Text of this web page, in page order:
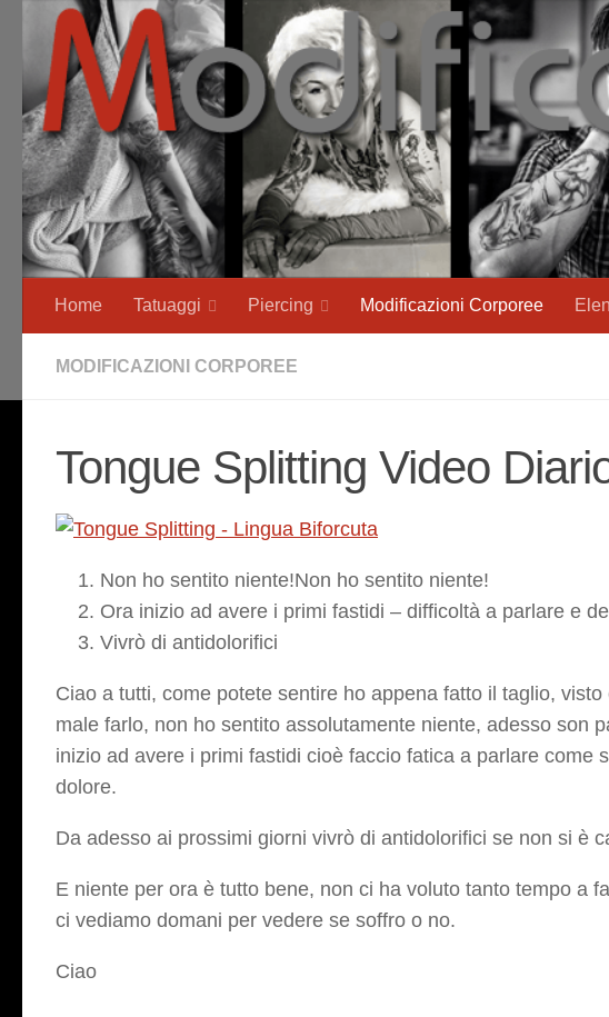
Salta al contenuto
Home Tatuaggi Piercing Modificazioni Corporee
MODIFICAZIONI CORPOREE
Tongue Splitting Video
Non ho sentito niente!Non ho sentito niente!
Ora inizio ad avere i primi fastidi – difficoltà a parlare e
Vivrò di antidolorifici
Ciao a tutti, come potete sentire ho appena fatto il taglio,
male farlo, non ho sentito assolutamente niente, adesso son
inizio ad avere i primi fastidi cioè faccio fatica a parlare come
dolore.
Da adesso ai prossimi giorni vivrò di antidolorifici se non si è
E niente per ora è tutto bene, non ci ha voluto tanto tempo a
ci vediamo domani per vedere se soffro o no.
Ciao